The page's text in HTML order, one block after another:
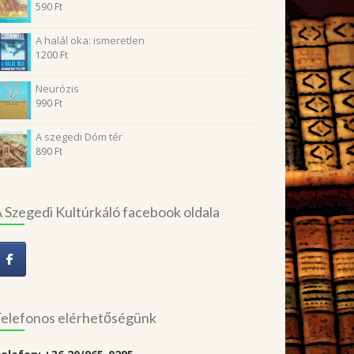
590 Ft
A halál oka: ismeretlen
1200 Ft
Neurózis
990 Ft
A szegedi Dóm tér
890 Ft
Szegedi Kultúrkáló facebook oldala
elérhetőségünk